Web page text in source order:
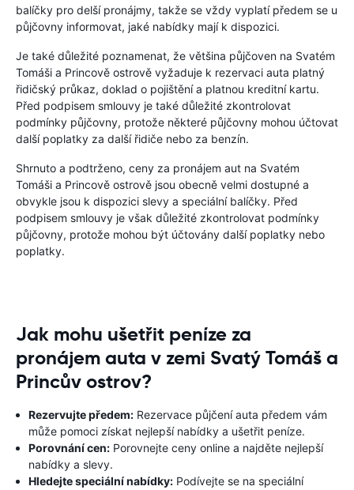
balíčky pro delší pronájmy, takže se vždy vyplatí předem se u
půjčovny informovat, jaké nabídky mají k dispozici.
Je také důležité poznamenat, že většina půjčoven na Svatém
Tomáši a Princově ostrově vyžaduje k rezervaci auta platný
řidičský průkaz, doklad o pojištění a platnou kreditní kartu.
Před podpisem smlouvy je také důležité zkontrolovat
podmínky půjčovny, protože některé půjčovny mohou účtovat
další poplatky za další řidiče nebo za benzín.
Shrnuto a podtrženo, ceny za pronájem aut na Svatém
Tomáši a Princově ostrově jsou obecně velmi dostupné a
obvykle jsou k dispozici slevy a speciální balíčky. Před
podpisem smlouvy je však důležité zkontrolovat podmínky
půjčovny, protože mohou být účtovány další poplatky nebo
poplatky.
Jak mohu ušetřit peníze za
pronájem auta v zemi Svatý Tomáš a
Princův ostrov?
Rezervujte předem: Rezervace půjčení auta předem vám
může pomoci získat nejlepší nabídky a ušetřit peníze.
Porovnání cen: Porovnejte ceny online a najděte nejlepší
nabídky a slevy.
Hledejte speciální nabídky: Podívejte se na speciální